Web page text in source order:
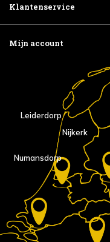
Klantenservice
Mijn account
Nijkerk
Numansdorp
Leiderdorp